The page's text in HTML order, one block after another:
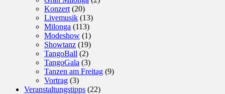
Konzert (20)
Livemusik (13)
Milonga (113)
Modeshow (1)
Showtanz (19)
TangoBall (2)
TangoGala (3)
Tanzen am Freitag (9)
Vortrag (3)
Veranstaltungstipps (22)